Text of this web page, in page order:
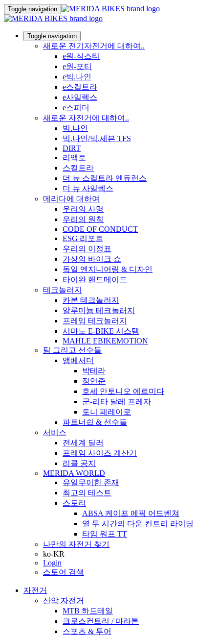
Toggle navigation
Toggle navigation
새로운 전기자전거에 대하여..
e원-식스티
e원-포티
e빅.나인
e스컬트라
e사일렉스
e스피더
새로운 자전거에 대하여..
빅.나인
빅.나인/빅.세븐 TFS
DIRT
리액토
스컬트라
더 뉴 스컬트라 엔듀런스
더 뉴 사일렉스
메리다에 대하여
우리의 사명
우리의 원칙
CODE OF CONDUCT
ESG 리포트
우리의 이정표
가상의 바이크 쇼
독일 엔지니어링 & 디자인
타이완 핸드메이드
테크놀러지
카본 테크놀러지
알루미늄 테크놀러지
프레임 테크놀러지
시마노 E-BIKE 시스템
MAHLE EBIKEMOTION
팀 그리고 선수들
앰베서더
박테라
정연준
호세 안토니오 에르미다
군-리타 달레 프레자
토니 페레이로
파트너쉽 & 선수들
서비스
전세계 딜러
프레임 사이즈 계산기
리콜 공지
MERIDA WORLD
유일무이한 존재
최고의 테스트
스토리
ABSA 케이프 에픽 어드벤쳐
열 두 시간의 다운 컨트리 라이딩
타임 워프 TT
나만의 자전거 찾기
ko-KR
Login
스토어 검색
자전거
산악 자전거
MTB 하드테일
크로스컨트리 / 마라톤
스포츠 & 투어